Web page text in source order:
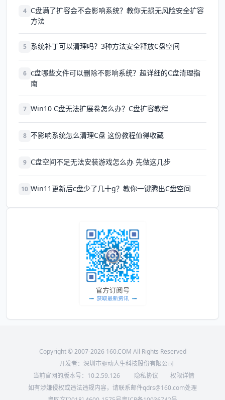
4 C盘满了扩容会不会影响系统？教你无损无风险安全扩容
方法
5 系统补丁可以清理吗？3种方法安全释放C盘空间
6 c盘哪些文件可以删除不影响系统？超详细的C盘清理指
南
7 Win10 C盘无法扩展卷怎么办？C盘扩容教程
8 不影响系统怎么清理C盘 这份教程值得收藏
9 C盘空间不足无法安装游戏怎么办 先做这几步
10 Win11更新后c盘少了几十g？教你一键腾出C盘空间
Copyright © 2007-2026 160.COM All Rights Reserved
开发者：深圳市驱动人生科技股份有限公司
当前官网的版本号： 10.2.59.126 隐私协议
权限详情
如有涉嫌侵权或违法违规内容，请联系邮件qdrs@160.com处理